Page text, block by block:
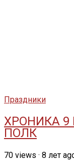
Праздники
ХРОНИКА 9
ПОЛК
70 views · 8 лет